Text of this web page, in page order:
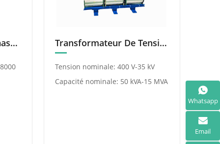
Transformateur De Phase Shift Rectificateur Transformateur De Tension Réglable Avec Redresseur De Déphasage
Tension nominale: 400 V-35 kV
Capacité nominale: 50 kVA-15 MVA
Whatsapp
Email